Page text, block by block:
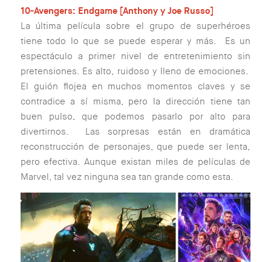
10-Avengers: Endgame [Anthony y Joe Russo]
La última película sobre el grupo de superhéroes
tiene todo lo que se puede esperar y más. Es un
espectáculo a primer nivel de entretenimiento sin
pretensiones. Es alto, ruidoso y lleno de emociones.
El guión flojea en muchos momentos claves y se
contradice a sí misma, pero la dirección tiene tan
buen pulso, que podemos pasarlo por alto para
divertirnos. Las sorpresas están en dramática
reconstrucción de personajes, que puede ser lenta,
pero efectiva. Aunque existan miles de películas de
Marvel, tal vez ninguna sea tan grande como esta.